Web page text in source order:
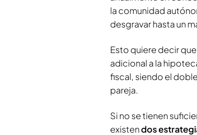
la comunidad
desgravar hasta un
Esto quiere decir
adicional a la
fiscal, siendo el
pareja.
Si no se tienen
existendos